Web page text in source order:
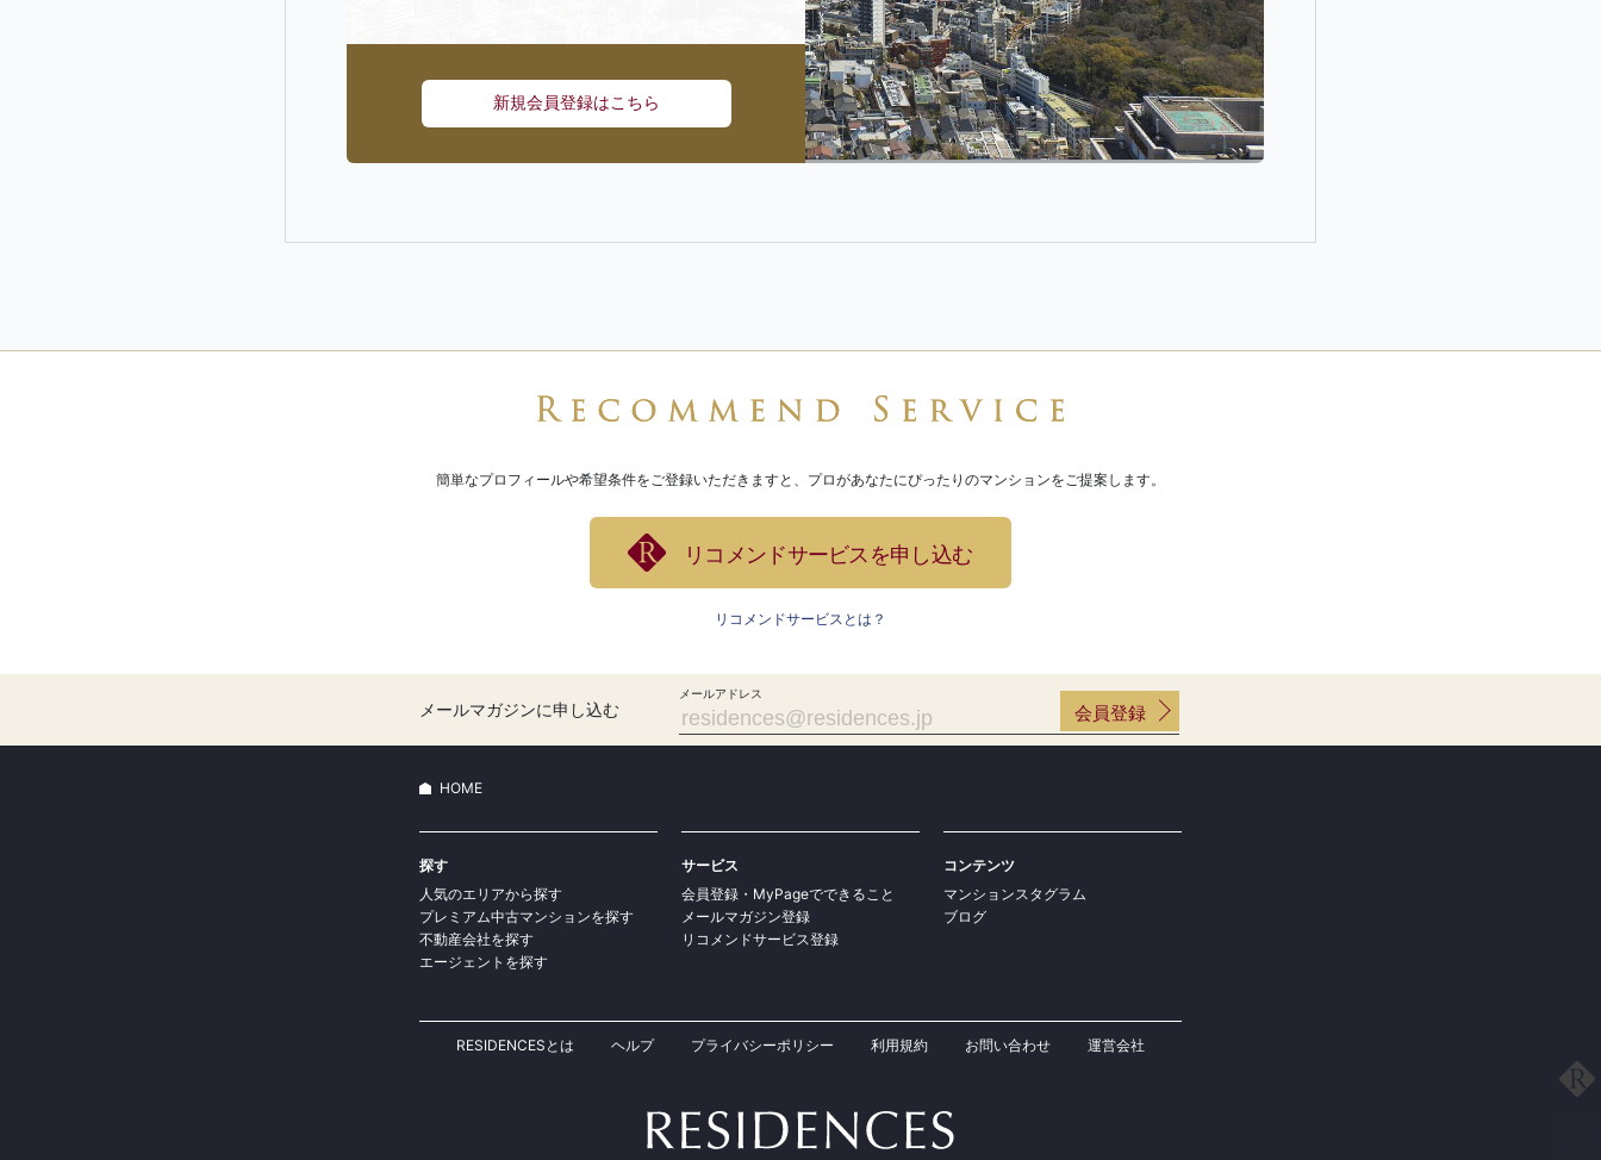
新規会員登録はこちら
簡単なプロフィールや希望条件をご登録いただきますと、プロがあなたにぴったりのマンションをご提案します。
リコメンドサービスを申し込む
リコメンドサービスとは？
メールマガジンに申し込む
メールアドレス
会員登録
HOME
探す
人気のエリアから探す
プレミアム中古マンションを探す
不動産会社を探す
エージェントを探す
サービス
会員登録・MyPageでできること
メールマガジン登録
リコメンドサービス登録
コンテンツ
マンションスタグラム
ブログ
RESIDENCESとは ヘルプ プライバシーポリシー 利用規約 お問い合わせ 運営会社